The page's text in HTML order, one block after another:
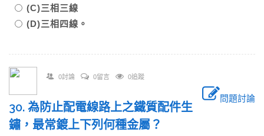
(C)三相三線
(D)三相四線。
0討論 0留言 0追蹤
問題討論
30. 為防止配電線路上之鐵質配件生
鏽，最常鍍上下列何種金屬？